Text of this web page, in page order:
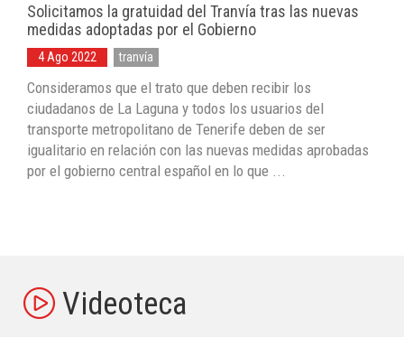
Solicitamos la gratuidad del Tranvía tras las nuevas
medidas adoptadas por el Gobierno
4 Ago 2022 tranvía
Consideramos que el trato que deben recibir los
ciudadanos de La Laguna y todos los usuarios del
transporte metropolitano de Tenerife deben de ser
igualitario en relación con las nuevas medidas aprobadas
por el gobierno central español en lo que ...
Videoteca